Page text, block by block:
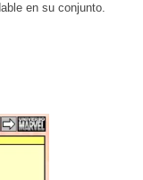
en su conjunto.